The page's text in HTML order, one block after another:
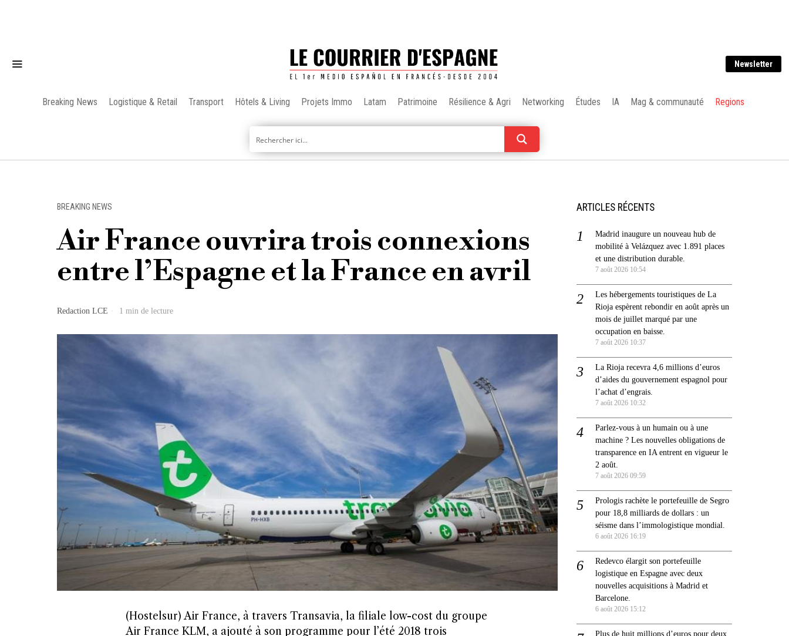
Newsletter
Breaking News Logistique & Retail Transport Hôtels & Living Projets Immo Latam Patrimoine Résilience & Agri Networking Études IA Mag & communauté Regions
BREAKING NEWS
Air France ouvrira trois connexions
entre l’Espagne et la France en avril
Redaction LCE 1 min de lecture
(Hostelsur) Air France, à travers Transavia, la filiale low-cost du groupe
Air France KLM, a ajouté à son programme pour l’été 2018 trois
ARTICLES RÉCENTS
Madrid inaugure un nouveau hub de
mobilité à Velázquez avec 1.891 places
et une distribution durable.
7 août 2026 10:54
Les hébergements touristiques de La
Rioja espèrent rebondir en août après un
mois de juillet marqué par une
occupation en baisse.
7 août 2026 10:37
La Rioja recevra 4,6 millions d’euros
d’aides du gouvernement espagnol pour
l’achat d’engrais.
7 août 2026 10:32
Parlez-vous à un humain ou à une
machine ? Les nouvelles obligations de
transparence en IA entrent en vigueur le
2 août.
7 août 2026 09:59
Prologis rachète le portefeuille de Segro
pour 18,8 milliards de dollars : un
séisme dans l’immologistique mondial.
6 août 2026 16:19
Redevco élargit son portefeuille
logistique en Espagne avec deux
nouvelles acquisitions à Madrid et
Barcelone.
6 août 2026 15:12
Plus de huit millions d’euros pour deux